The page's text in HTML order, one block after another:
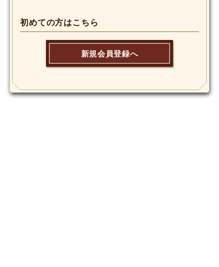
初めての方はこちら
新規会員登録へ